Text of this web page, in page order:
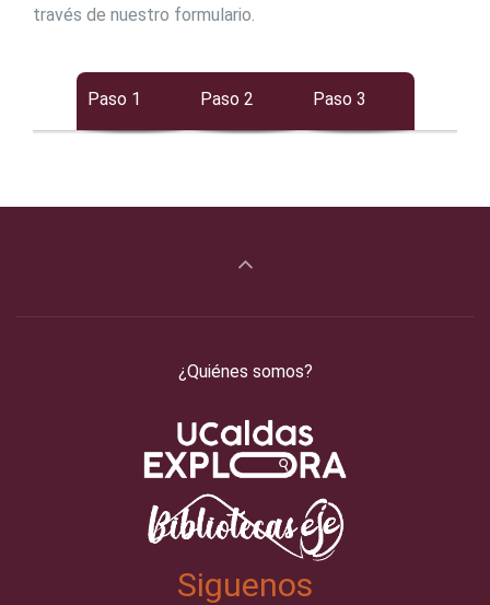
través de nuestro formulario.
Paso 1 Paso 2 Paso 3
¿Quiénes somos?
Siguenos